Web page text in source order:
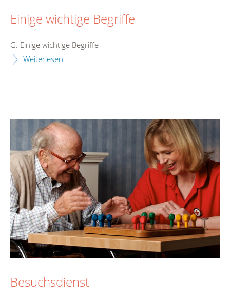
Einige wichtige Begriffe
G. Einige wichtige Begriffe
Weiterlesen
Besuchsdienst